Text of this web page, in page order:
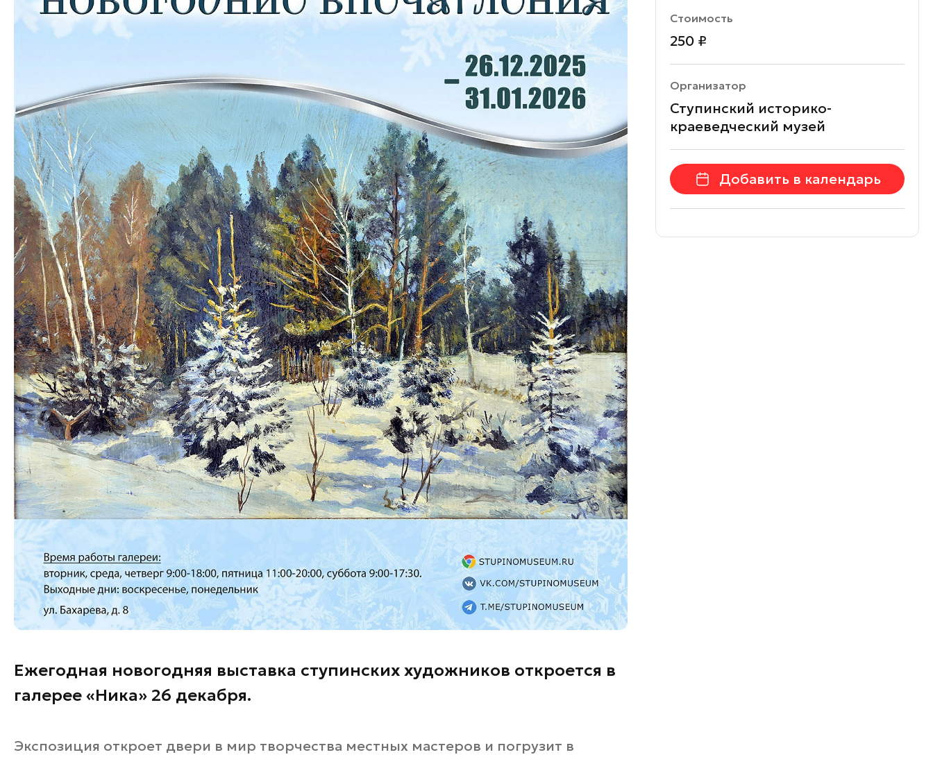
Ежегодная новогодняя выставка ступинских художников откроется в
галерее «Ника» 26 декабря.
Экспозиция откроет двери в мир творчества местных мастеров и погрузит в
Стоимость
250 ₽
Организатор
Ступинский историко-
краеведческий музей
Добавить в календарь